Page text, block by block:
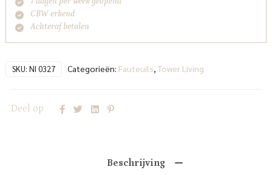
CBW erkend
Achteraf betalen
SKU: NI 0327 Categorieën: Fauteuils Tower Living
Deel op
Beschrijving